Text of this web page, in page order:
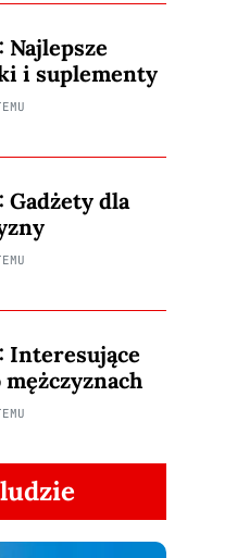
Najlepsze
i suplementy
Gadżety dla
Interesujące